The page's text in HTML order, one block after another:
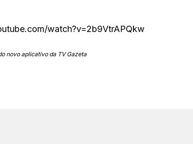
watch?v=2b9VtrAPQkw
novo aplicativo da TV Gazeta